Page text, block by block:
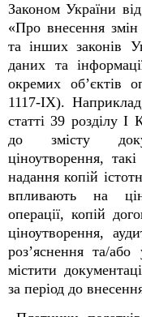
Законом України
«Про внесення
та інших законів
даних та
окремих об’єктів
1117-IX).
статті 39 розділу I
до змісту
ціноутворення,
надання копій
впливають на
операції, копій
ціноутворення,
роз’яснення та/
містити
за період до